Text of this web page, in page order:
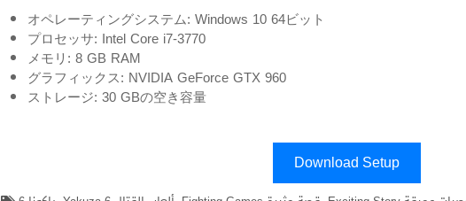
オペレーティングシステム: Windows 10 64ビット
プロセッサ: Intel Core i7-3770
メモリ: 8 GB RAM
グラフィックス: NVIDIA GeForce GTX 960
ストレージ: 30 GBの空き容量
Download Setup